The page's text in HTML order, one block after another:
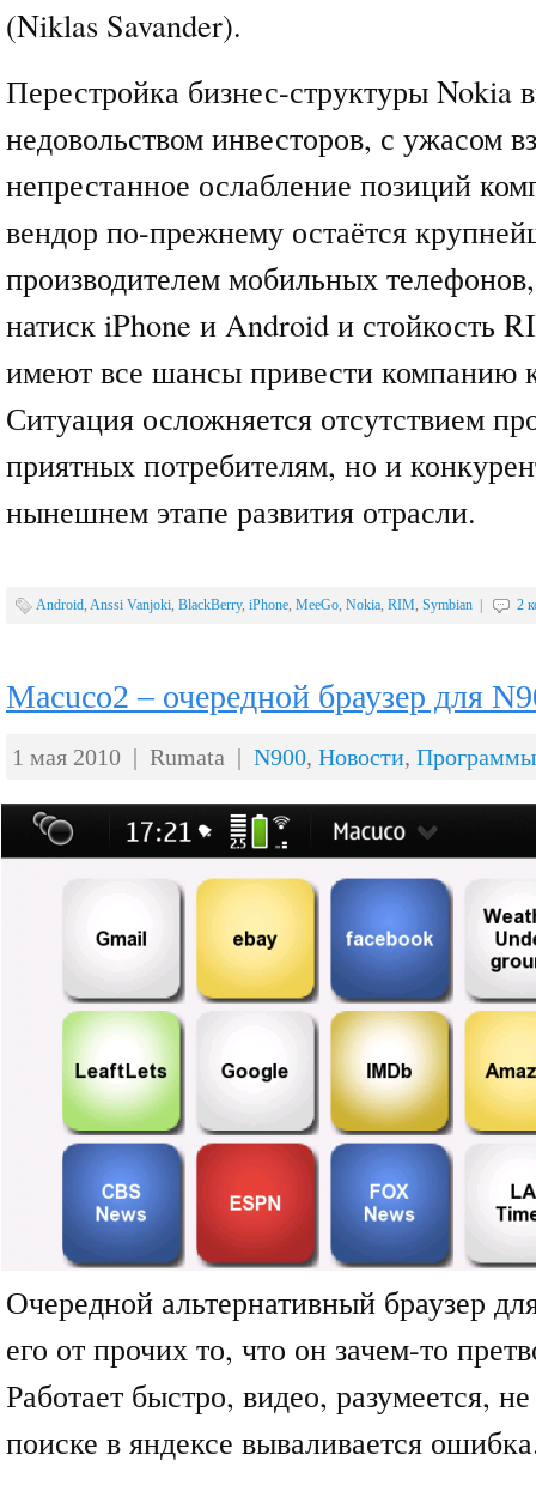
(Niklas Savander).
Перестройка бизнес-структуры Nokia
недовольством инвесторов, с ужасом
непрестанное ослабление позиций
вендор по-прежнему остаётся
производителем мобильных
натиск iPhone и Android и стойкость
имеют все шансы привести компанию
Ситуация осложняется отсутствием
приятных потребителям, но и
нынешнем этапе развития отрасли.
Android, Anssi Vanjoki, BlackBerry, iPhone, MeeGo, Nokia, RIM, Symbian 2
Macuco2 – очередной браузер для
1 мая 2010 | Rumata | N900, Новости, Программы
Очередной альтернативный браузер
его от прочих то, что он зачем-то
Работает быстро, видео, разумеется,
поиске в яндексе вываливается